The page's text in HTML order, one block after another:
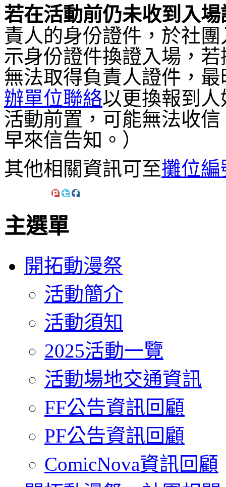
若在活動前仍未收到入
責人的身份證件，於社
示身份證件換證入場，
無法取得負責人證件，
辦單位聯絡以更換報到
活動前置，可能無法收
早來信告知。）
其他相關資訊可至攤位
主選單
開拓動漫祭
活動簡介
活動須知
2025活動一覽
活動場地交通資訊
FF公告資訊回顧
PF公告資訊回顧
ComicNova資訊回顧